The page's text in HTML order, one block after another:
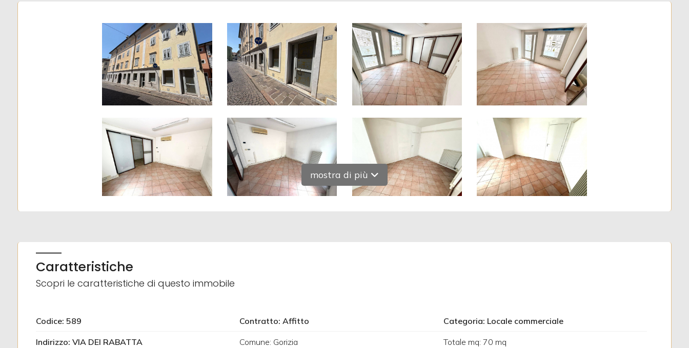
mostra di più
Caratteristiche
Scopri le caratteristiche di questo immobile
Codice: 589 Contratto: Affitto Categoria: Locale commerciale
Indirizzo: VIA DEI RABATTA Comune: Gorizia Totale mq: 70 mq
Camere
Altre